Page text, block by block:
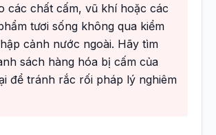
các chất cấm, vũ khí hoặc các
tươi sống không qua kiểm
cảnh nước ngoài. Hãy tìm
sách hàng hóa bị cấm của
để tránh rắc rối pháp lý nghiêm